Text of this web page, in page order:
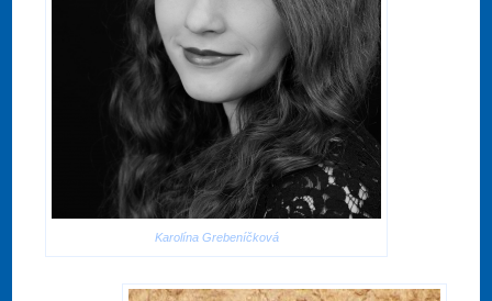
Karolína Grebeníčková